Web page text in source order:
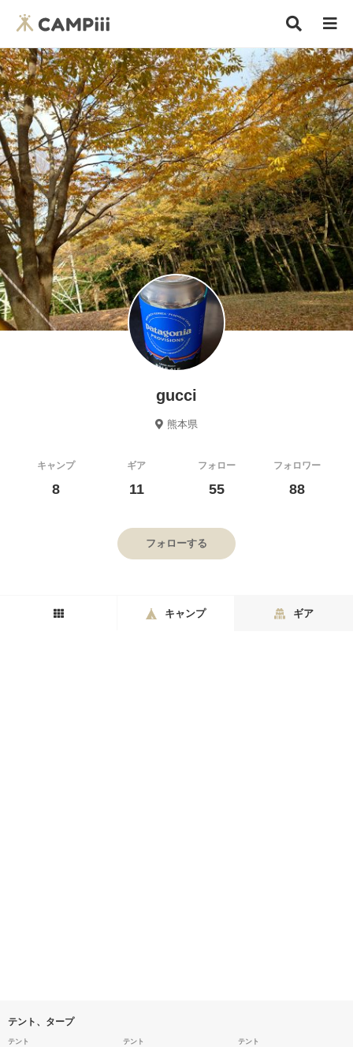
gucci
熊本県
キャンプ
8
ギア
11
フォロー
55
フォロワー
88
フォローする
キャンプ ギア
テント、タープ
テント テント テント